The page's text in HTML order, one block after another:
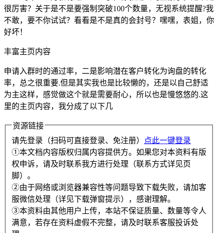
很厉害？关于是不是要强制突破100个数量，无视系统提醒?我
不敢，要不你试试？看看是不是真的会封号？嘿嘿，表姐，你
好坏！
丰富主页内容
申请入群时的通过率，二是影响潜在客户转化为询盘的转化
率，总之很重要.但是其实我也是比较懒的，还是以自己舒适
为主这样，感觉做这个就是需要耐心，所以也是慢悠悠的.这
里的主页内容，我分成了以下几
资源链接
请先登录（扫码可直接登录、免注册）
点此一键登录
①本文档内容版权归属内容提供方。如果您对本资料有版
权申诉，请及时联系我方进行处理（联系方式详见页
脚）。
②由于网络或浏览器兼容性等问题导致下载失败，请加客
服微信处理（详见下载弹窗提示），感谢理解。
③本资料由其他用户上传，本站不保证质量、数量等令人
满意，若存在资料虚假不完整，请及时联系客服投诉处